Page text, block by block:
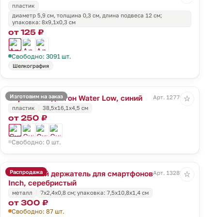
пластик
диаметр 5,9 см, толщина 0,3 см, длина подвеса 12 см;
упаковка: 8x9,1x0,3 см
от 125 ₽
Свободно: 3091 шт.
Шелкография
Изготовим на заказ
Скребок-водосгон Water Low, синий
Арт. 12776.40
пластик
38,5x16,1x4,5 см
от 250 ₽
Свободно: 0 шт.
☆
Распродажа
Магнитный держатель для смартфонов
Inch, серебристый
Арт. 13289.10
металл 7х2,4х0,8 см; упаковка: 7,5x10,8x1,4 см
от 300 ₽
Свободно: 87 шт.
☆